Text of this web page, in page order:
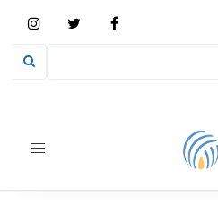
Toggle